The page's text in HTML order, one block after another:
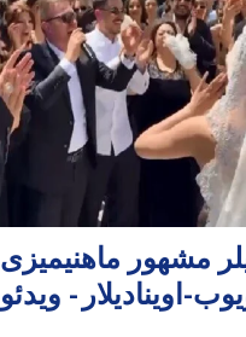
مشهور ماهنیمیزی
اوینادیلار - ویدئو